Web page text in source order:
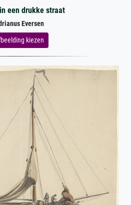
een drukke straat
Eversen
kiezen